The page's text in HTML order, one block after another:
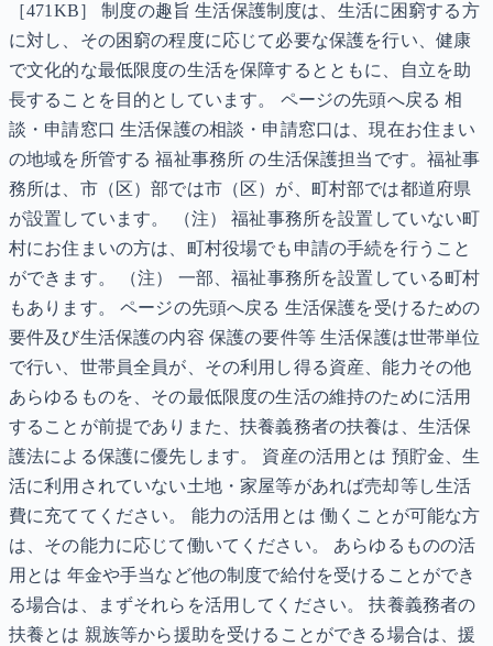
［471KB］ 制度の趣旨 生活保護制度は、生活に困窮する方
に対し、その困窮の程度に応じて必要な保護を行い、健康
で文化的な最低限度の生活を保障するとともに、自立を助
長することを目的としています。 ページの先頭へ戻る 相
談・申請窓口 生活保護の相談・申請窓口は、現在お住まい
の地域を所管する 福祉事務所 の生活保護担当です。福祉事
務所は、市（区）部では市（区）が、町村部では都道府県
が設置しています。 （注） 福祉事務所を設置していない町
村にお住まいの方は、町村役場でも申請の手続を行うこと
ができます。 （注） 一部、福祉事務所を設置している町村
もあります。 ページの先頭へ戻る 生活保護を受けるための
要件及び生活保護の内容 保護の要件等 生活保護は世帯単位
で行い、世帯員全員が、その利用し得る資産、能力その他
あらゆるものを、その最低限度の生活の維持のために活用
することが前提でありまた、扶養義務者の扶養は、生活保
護法による保護に優先します。 資産の活用とは 預貯金、生
活に利用されていない土地・家屋等があれば売却等し生活
費に充ててください。 能力の活用とは 働くことが可能な方
は、その能力に応じて働いてください。 あらゆるものの活
用とは 年金や手当など他の制度で給付を受けることができ
る場合は、まずそれらを活用してください。 扶養義務者の
扶養とは 親族等から援助を受けることができる場合は、援